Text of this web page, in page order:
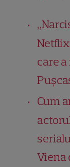
care
Cum
Viena